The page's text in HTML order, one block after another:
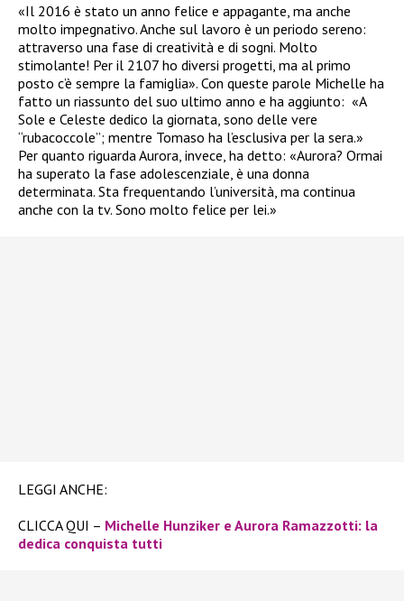
«Il 2016 è stato un anno felice e appagante, ma anche
molto impegnativo. Anche sul lavoro è un periodo sereno:
attraverso una fase di creatività e di sogni. Molto
stimolante! Per il 2107 ho diversi progetti, ma al primo
posto c’è sempre la famiglia». Con queste parole Michelle ha
fatto un riassunto del suo ultimo anno e ha aggiunto: «A
Sole e Celeste dedico la giornata, sono delle vere
“rubacoccole”; mentre Tomaso ha l’esclusiva per la sera.»
Per quanto riguarda Aurora, invece, ha detto: «Aurora? Ormai
ha superato la fase adolescenziale, è una donna
determinata. Sta frequentando l’università, ma continua
anche con la tv. Sono molto felice per lei.»
LEGGI ANCHE:
CLICCA QUI – Michelle Hunziker e Aurora Ramazzotti: la
dedica conquista tutti